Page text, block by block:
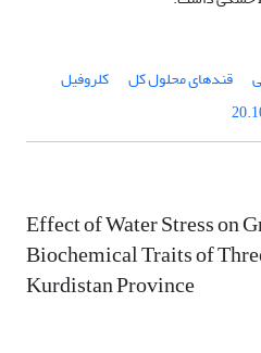
قندهای محلول کل
کلروفیل
Effect of Water Stress on
Biochemical Traits of
Kurdistan Province